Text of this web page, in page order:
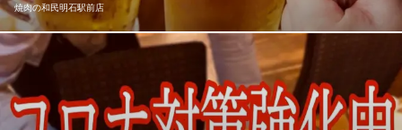
Bistro＆Bar Joyeux
ビストロ
山陽電鉄本線山陽明石駅 徒歩6分
兵庫県明石市大明石町1-13-36 白菊センタービル1F
焼肉の和民明石駅前店
乾杯にはもちろん、焼肉に忘れてはいけないビール。当店では
〈サントリー生ビール〉を採用しています。爽快で飲みやすいの
にのどごしがあり、ジューシーな焼肉と相性抜群！その他、居酒
屋にも劣らない豊富なドリンクメニューが焼肉をより一層楽しく